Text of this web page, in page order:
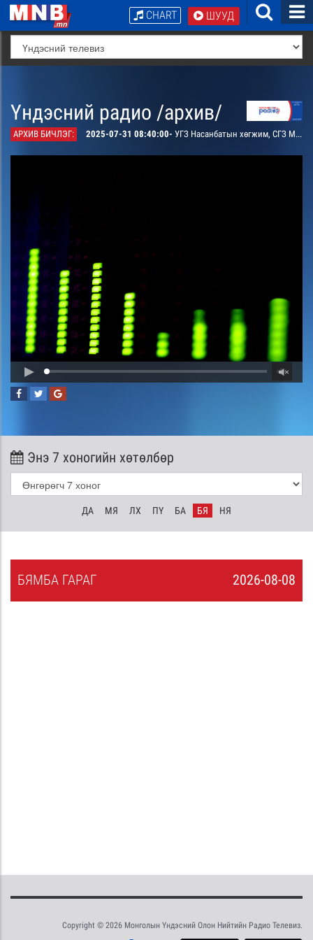
ШУУД
CHART
Үндэсний радио /архив/
АРХИВ БИЧЛЭГ: 2025-07-31 08:40:00- УГЗ Насанбатын хөгжим, СГЗ Мөнхтөрийн шүлэг “Уярч дуулж хамтдаа шүү, ээжээ” дуу
Энэ 7 хоногийн хөтөлбөр
ДА МЯ ЛХ ПҮ БА БЯ НЯ
2026-08-08
БЯМБА ГАРАГ
Copyright © 2026 Монголын Үндэсний Олон Нийтийн Радио Телевиз.